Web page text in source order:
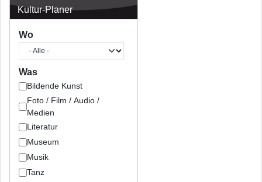
Kultur-Planer
Wo
Was
Bildende Kunst
Foto / Film / Audio /
Medien
Literatur
Museum
Musik
Tanz